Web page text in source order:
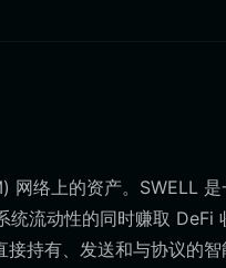
网络上的资产。SWELL 是
统流动性的同时赚取 DeFi
持有、发送和与协议的智